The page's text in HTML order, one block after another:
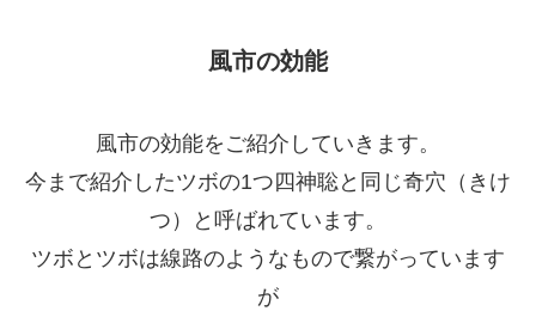
風市の効能
風市の効能をご紹介していきます。
今まで紹介したツボの1つ四神聡と同じ奇穴（きけ
つ）と呼ばれています。
ツボとツボは線路のようなもので繋がっています
が